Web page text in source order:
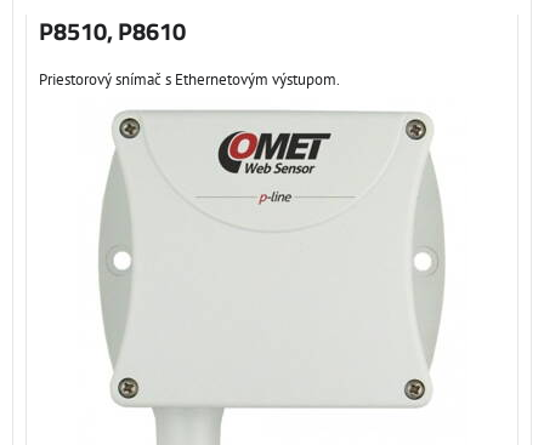
P8510, P8610
Priestorový snímač s Ethernetovým výstupom.